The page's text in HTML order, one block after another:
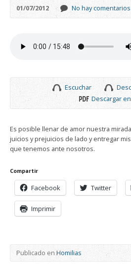
01/07/2012 No hay comentarios
Escuchar
Descargar
Es posible llenar de amor nuestra
juicios y prejuicios de lado y entregar
que tenemos ante nosotros.
Compartir
Facebook Twitter
Imprimir
Publicado enHomilias